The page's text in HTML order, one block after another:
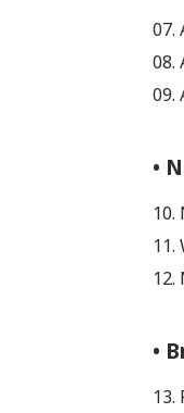
07.
08.
09.
•
12.
•
13.